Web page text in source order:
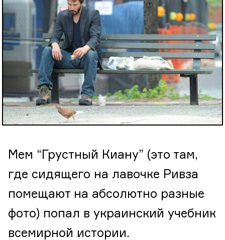
Мем “Грустный Киану” (это там,
где сидящего на лавочке Ривза
помещают на абсолютно разные
фото) попал в украинский учебник
всемирной истории.